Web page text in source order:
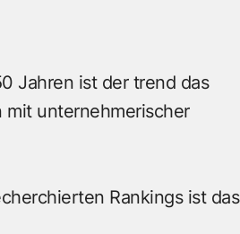
Jahren ist der trend das
unternehmerischer
Rankings ist das